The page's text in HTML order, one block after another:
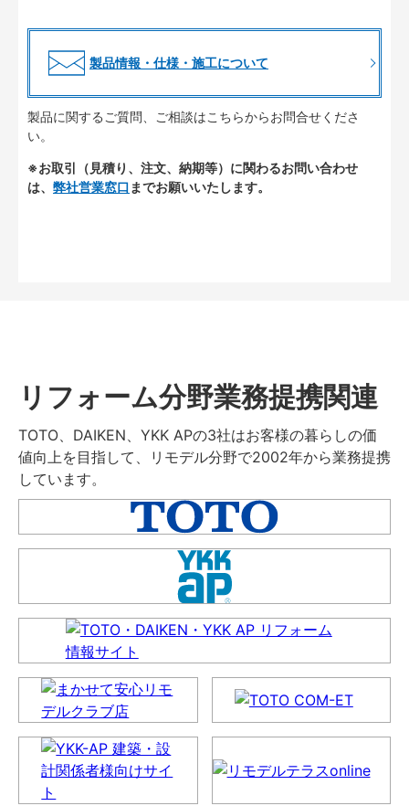
製品情報・仕様・施工について
製品に関するご質問、ご相談はこちらからお問合せくださ
い。
※お取引（見積り、注文、納期等）に関わるお問い合わせ
は、 弊社営業窓口 までお願いいたします。
リフォーム分野業務提携関連
TOTO、DAIKEN、YKK APの3社はお客様の暮らしの価
値向上を目指して、リモデル分野で2002年から業務提携
しています。